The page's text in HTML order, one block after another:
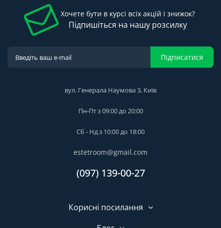
Хочете бути в курсі всіх акцій і знижок?
Підпишіться на нашу розсилку
Підписатися
вул. Генерала Наумова 3, Київ
Пн-Пт з 09:00 до 20:00
Сб - Нд з 10:00 до 18:00
estetroom@gmail.com
(097) 139-00-27
Корисні посилання